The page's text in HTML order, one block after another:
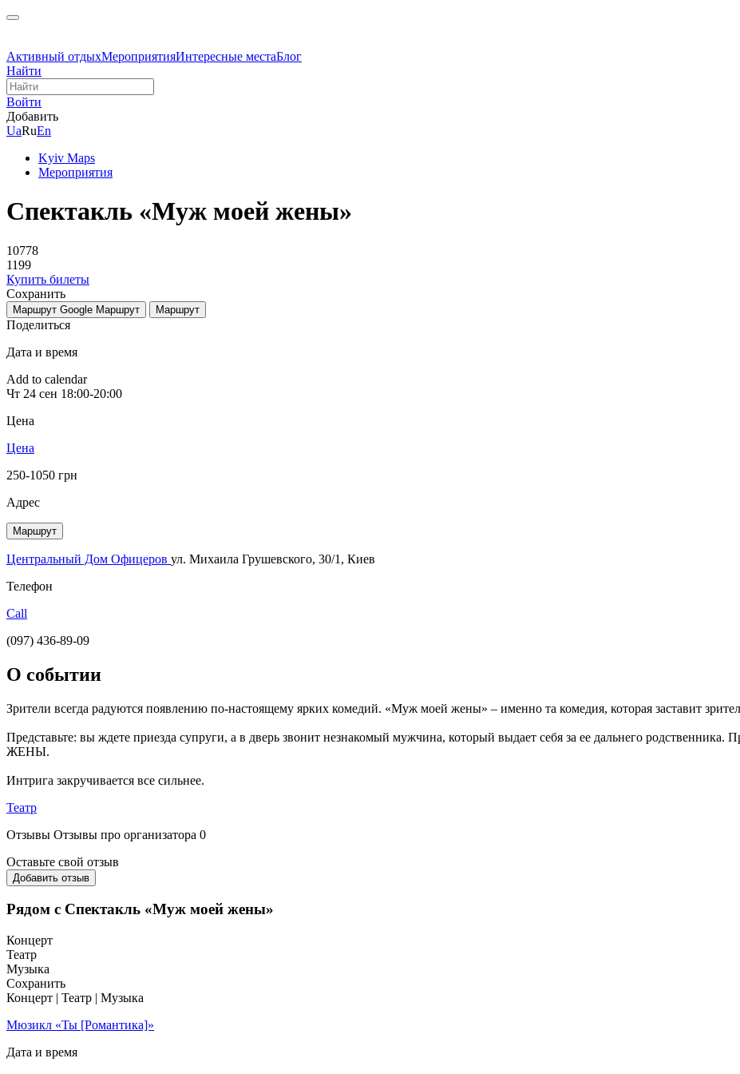
Активный отдыхМероприятияИнтересные местаБлог
Найти
Войти
Добавить
UaRuEn
Kyiv Maps
Мероприятия
Спектакль «Муж моей жены»
10778
1199
Купить билеты
Сохранить
Маршрут Google Маршрут Маршрут
Поделиться
Дата и время
Add to calendar
Чт 24 сен 18:00-20:00
Цена
Цена
250-1050 грн
Адрес
Маршрут
Центральный Дом Офицеров ул. Михаила Грушевского, 30/1, Киев
Телефон
Call
(097) 436-89-09
О событии
Зрители всегда радуются появлению по-настоящему ярких комедий. «Муж моей жены» ‒ именно та комедия, которая заставит
Представьте: вы ждете приезда супруги, а в дверь звонит незнакомый мужчина, который выдает себя за ее дальнего
ЖЕНЫ.
Интрига закручивается все сильнее.
Театр
Отзывы Отзывы про организатора 0
Оставьте свой отзыв
Добавить отзыв
Рядом с Спектакль «Муж моей жены»
Концерт
Театр
Музыка
Сохранить
Концерт | Театр | Музыка
Мюзикл «Ты [Романтика]»
Дата и время